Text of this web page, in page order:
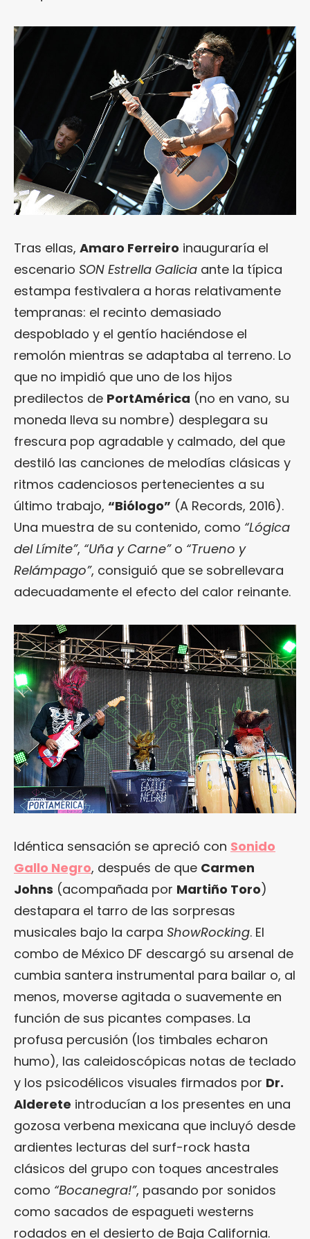
Tras ellas, Amaro Ferreiro inauguraría el
escenario SON Estrella Galicia ante la típica
estampa festivalera a horas relativamente
tempranas: el recinto demasiado
despoblado y el gentío haciéndose el
remolón mientras se adaptaba al terreno. Lo
que no impidió que uno de los hijos
predilectos de PortAmérica (no en vano, su
moneda lleva su nombre) desplegara su
frescura pop agradable y calmado, del que
destiló las canciones de melodías clásicas y
ritmos cadenciosos pertenecientes a su
último trabajo, “Biólogo” (A Records, 2016).
Una muestra de su contenido, como “Lógica
del Límite”, “Uña y Carne”o “Trueno y
Relámpago”, consiguió que se sobrellevara
adecuadamente el efecto del calor reinante.
Idéntica sensación se apreció con Sonido
Gallo Negro, después de que Carmen
Johns (acompañada por Martiño Toro)
destapara el tarro de las sorpresas
musicales bajo la carpa ShowRocking. El
combo de México DF descargó su arsenal de
cumbia santera instrumental para bailar o, al
menos, moverse agitada o suavemente en
función de sus picantes compases. La
profusa percusión (los timbales echaron
humo), las caleidoscópicas notas de teclado
y los psicodélicos visuales firmados por Dr.
Alderete introducían a los presentes en una
gozosa verbena mexicana que incluyó desde
ardientes lecturas del surf-rock hasta
clásicos del grupo con toques ancestrales
como “Bocanegra!”, pasando por sonidos
como sacados de espagueti westerns
rodados en el desierto de Baja California.